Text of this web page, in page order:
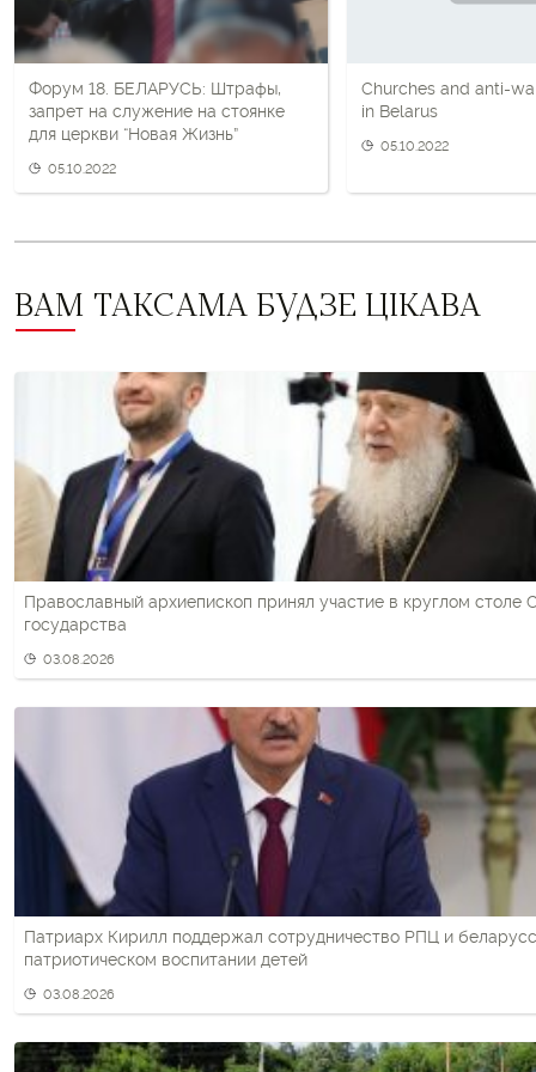
Форум 18. БЕЛАРУСЬ: Штрафы,
запрет на служение на стоянке
для церкви “Новая Жизнь”
05.10.2022
Churches and anti-
in Belarus
05.10.2022
ВАМ ТАКСАМА БУДЗЕ ЦІКАВА
Православный архиепископ принял участие в круглом столе
государства
03.08.2026
Патриарх Кирилл поддержал сотрудничество РПЦ и
патриотическом воспитании детей
03.08.2026